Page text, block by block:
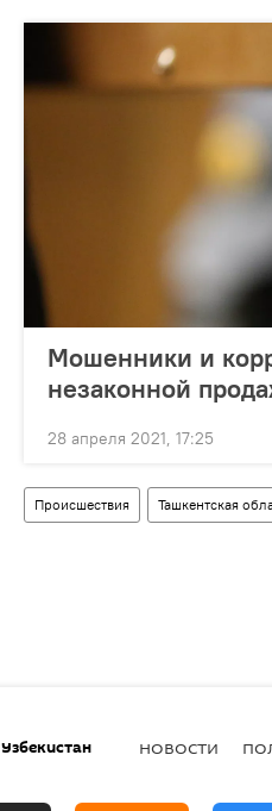
Мошенники и
незаконной
28 апреля 2021, 17:25
Происшествия Ташкентская
Узбекистан НОВОСТИ